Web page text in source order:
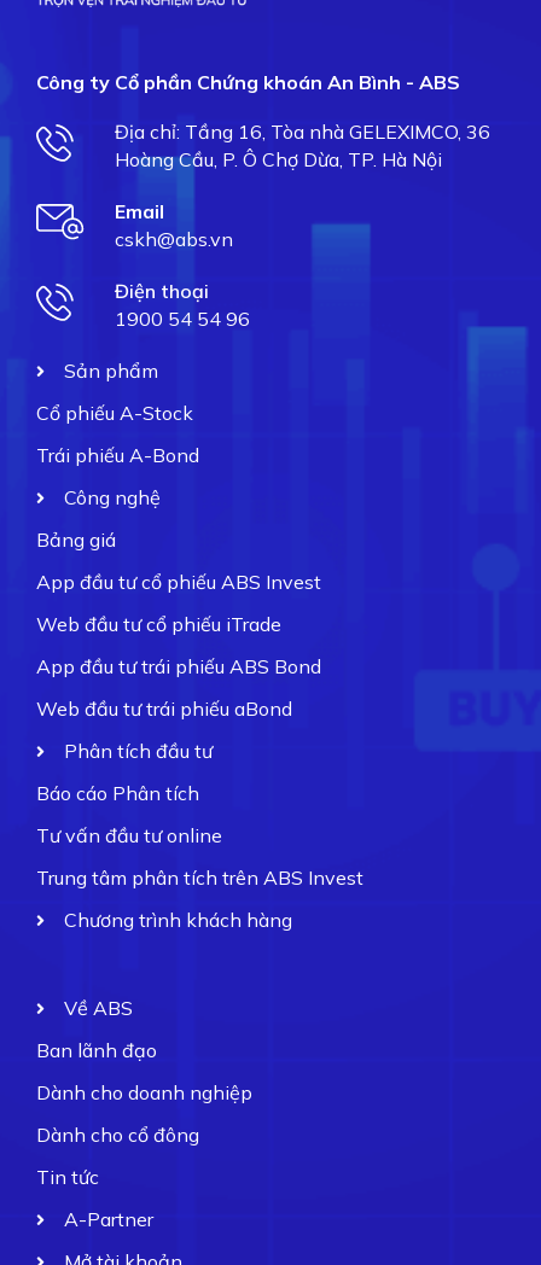
Công ty Cổ phần Chứng khoán An Bình - ABS
Địa chỉ: Tầng 16, Tòa nhà GELEXIMCO, 36
Hoàng Cầu, P. Ô Chợ Dừa, TP. Hà Nội
Email
cskh@abs.vn
Điện thoại
1900 54 54 96
Sản phẩm
Cổ phiếu A-Stock
Trái phiếu A-Bond
Công nghệ
Bảng giá
App đầu tư cổ phiếu ABS Invest
Web đầu tư cổ phiếu iTrade
App đầu tư trái phiếu ABS Bond
Web đầu tư trái phiếu aBond
Phân tích đầu tư
Báo cáo Phân tích
Tư vấn đầu tư online
Trung tâm phân tích trên ABS Invest
Chương trình khách hàng
Về ABS
Ban lãnh đạo
Dành cho doanh nghiệp
Dành cho cổ đông
Tin tức
A-Partner